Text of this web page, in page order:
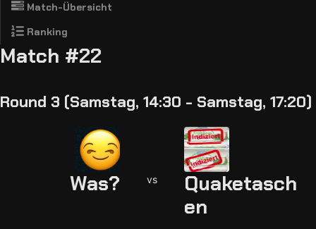
Match-Übersicht
Ranking
Match #22
Round 3 (Samstag, 14:30 - Samstag, 17:20)
Was? vs
Quaketasch
en